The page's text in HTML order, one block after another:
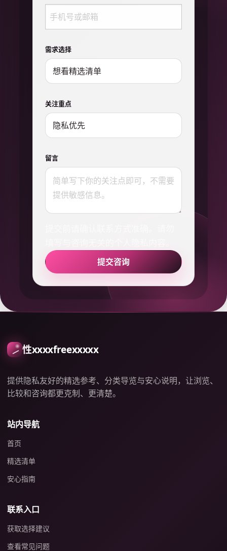
需求选择
关注重点
留言
提交咨询
性xxxxfreexxxxx
提供隐私友好的精选参考、分类导览与安心说明，让浏览、
比较和咨询都更克制、更清楚。
站内导航
首页
精选清单
安心指南
联系入口
获取选择建议
查看常见问题